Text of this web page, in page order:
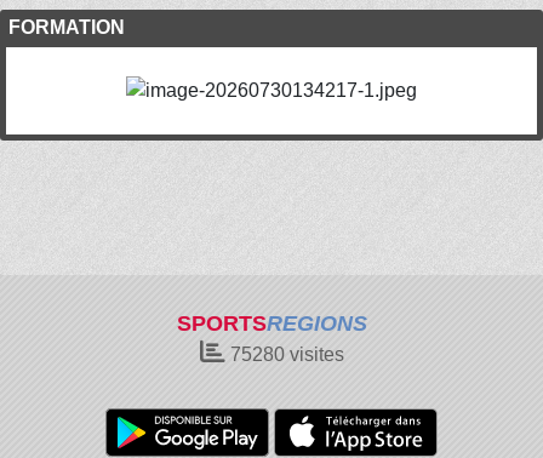
FORMATION
SPORTSREGIONS
75280visites